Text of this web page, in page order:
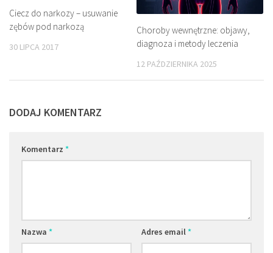
Ciecz do narkozy – usuwanie
zębów pod narkozą
30 LIPCA 2017
Choroby wewnętrzne: objawy,
diagnoza i metody leczenia
12 PAŹDZIERNIKA 2025
DODAJ KOMENTARZ
Komentarz *
Nazwa * Adres email*